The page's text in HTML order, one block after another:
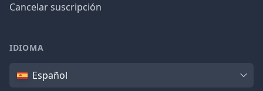
Cancelar suscripción
IDIOMA
IdiomaEspañol